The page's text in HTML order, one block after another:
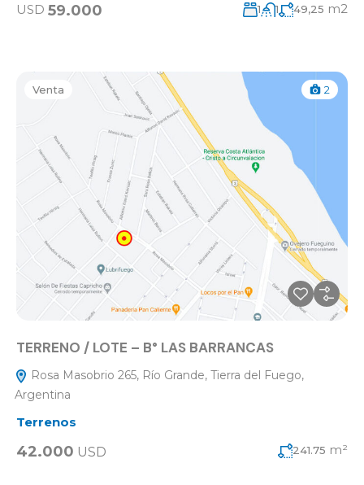
USD 59.000 1 1 49,25 m2
Venta 2
TERRENO / LOTE – B° LAS BARRANCAS
Rosa Masobrio 265, Río Grande, Tierra del Fuego,
Argentina
Terrenos
42.000 USD 241.75 m²